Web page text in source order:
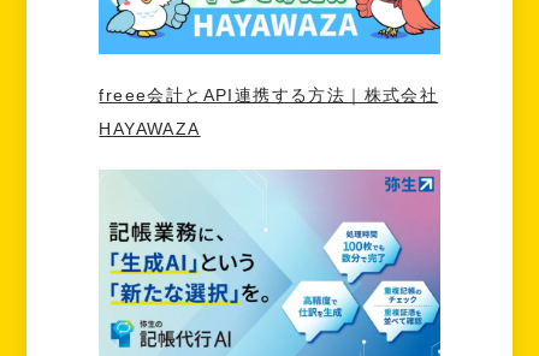
freee会計とAPI連携する方法｜株式会社
HAYAWAZA